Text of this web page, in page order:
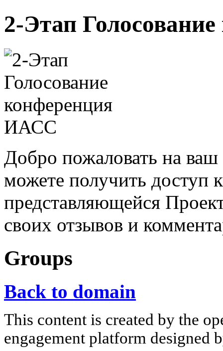
2-Этап
Добро пожаловать на
можете получить доступ
представляющейся
своих отзывов и
Groups
Back to domain
This content is created by the
engagement platform designed